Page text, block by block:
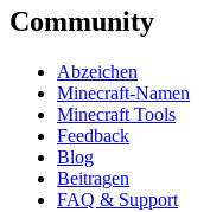
Community
Abzeichen
Minecraft-Namen
Minecraft Tools
Feedback
Blog
Beitragen
FAQ & Support